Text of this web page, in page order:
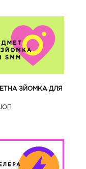
ЗЙОМКА ДЛЯ